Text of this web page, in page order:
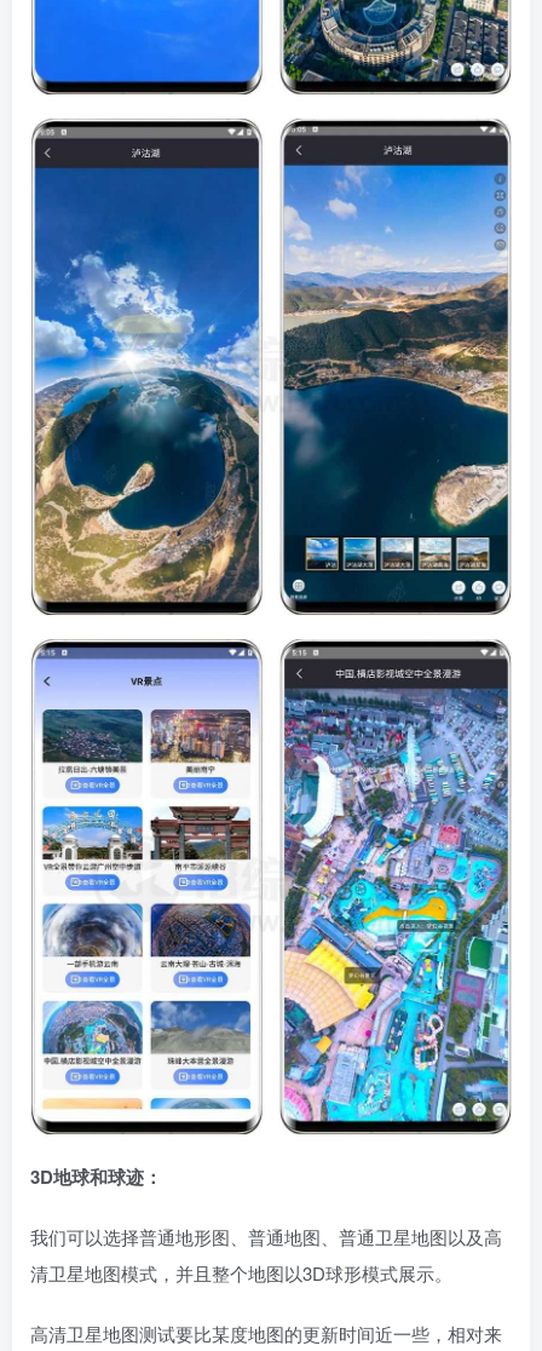
3D地球和球迹：
我们可以选择普通地形图、普通地图、普通卫星地图以及高
清卫星地图模式，并且整个地图以3D球形模式展示。
高清卫星地图测试要比某度地图的更新时间近一些，相对来